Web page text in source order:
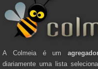
A Colmeia é um
diariamente uma lista